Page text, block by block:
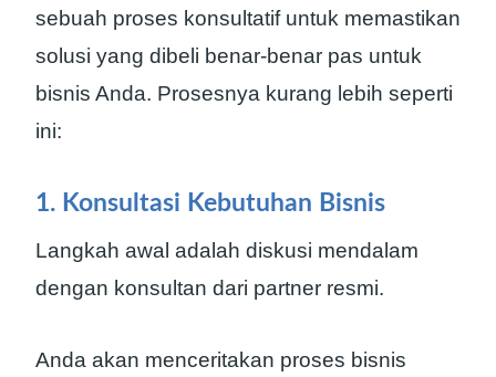
sebuah proses konsultatif untuk memastikan
solusi yang dibeli benar-benar pas untuk
bisnis Anda. Prosesnya kurang lebih seperti
ini:
1. Konsultasi Kebutuhan Bisnis
Langkah awal adalah diskusi mendalam
dengan konsultan dari partner resmi.
Anda akan menceritakan proses bisnis